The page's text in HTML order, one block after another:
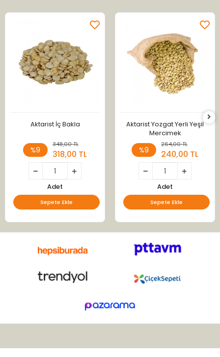
Aktarist İç Bakla
%9
348,00 TL
318,00 TL
Adet
Sepete Ekle
Aktarist Yozgat Yerli Yeşil
Mercimek
%9
264,00 TL
240,00 TL
Adet
Sepete Ekle